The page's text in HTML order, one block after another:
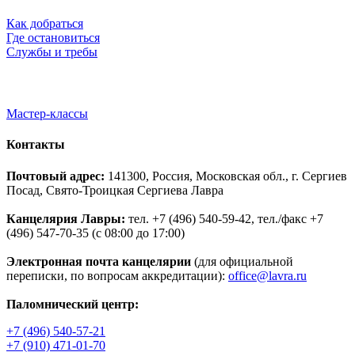
Как добраться
Где остановиться
Службы и требы
Мастер-классы
Контакты
Почтовый адрес: 141300, Россия, Московская обл., г. Сергиев
Посад, Свято-Троицкая Сергиева Лавра
Канцелярия Лавры: тел. +7 (496) 540-59-42, тел./факс +7
(496) 547-70-35 (с 08:00 до 17:00)
Электронная почта канцелярии (для официальной
переписки, по вопросам аккредитации): office@lavra.ru
Паломнический центр:
+7 (496) 540-57-21
+7 (910) 471-01-70